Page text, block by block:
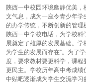
陕西一中校园环境幽静优美
文气息，成为一座令青少年学
的办学传统，不断创新的管
陕西一中学校电话，为学校
展奠定了雄厚的发展基础。学
为学生的发展而存在”。为了学
度，要求教材要更科学，课
更民主。学校历年高中考成
中贴吧逐渐成为学生交流学习